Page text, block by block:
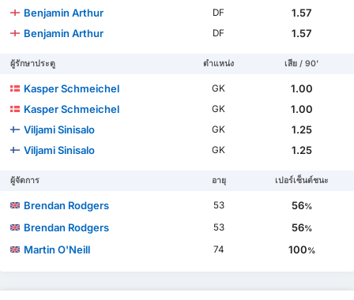
Benjamin Arthur
DF
1.57
Benjamin Arthur
DF 1.57
ผู้รักษาประตู ตำแหน่ง เสีย / 90'
Kasper Schmeichel GK
1.00
Kasper Schmeichel
GK
1.00
Viljami Sinisalo
GK
1.25
Viljami Sinisalo
GK 1.25
ผู้จัดการ อายุ เปอร์เซ็นต์ชนะ
Brendan Rodgers 53 56%
Brendan Rodgers 53 56%
Martin O'Neill 74 100%